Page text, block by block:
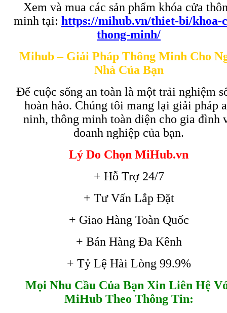
Xem và mua các sản phẩm khóa cửa
minh tại: https://mihub.vn/thiet-bi/khoa-
thong-minh/
Mihub – Giải Pháp Thông Minh Cho
Nhà Của Bạn
Để cuộc sống an toàn là một trải nghiệm
hoàn hảo. Chúng tôi mang lại giải pháp
ninh, thông minh toàn diện cho gia đình
doanh nghiệp của bạn.
Lý Do Chọn MiHub.vn
+ Hỗ Trợ 24/7
+ Tư Vấn Lắp Đặt
+ Giao Hàng Toàn Quốc
+ Bán Hàng Đa Kênh
+ Tỷ Lệ Hài Lòng 99.9%
Mọi Nhu Cầu Của Bạn Xin Liên Hệ
MiHub Theo Thông Tin: